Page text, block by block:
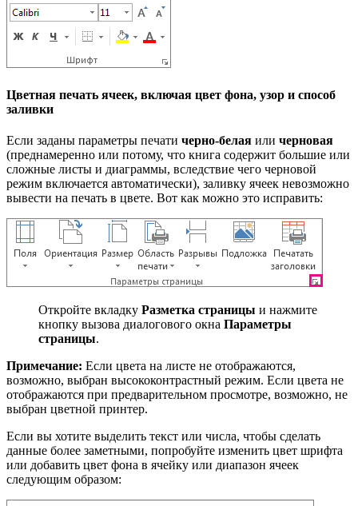
Цветная печать ячеек, включая цвет фона, узор и способ
заливки
Если заданы параметры печати черно-белая или черновая
(преднамеренно или потому, что книга содержит большие или
сложные листы и диаграммы, вследствие чего черновой
режим включается автоматически), заливку ячеек невозможно
вывести на печать в цвете. Вот как можно это исправить:
Откройте вкладку Разметка страницы и нажмите
кнопку вызова диалогового окна Параметры
страницы.
Примечание: Если цвета на листе не отображаются,
возможно, выбран высококонтрастный режим. Если цвета не
отображаются при предварительном просмотре, возможно, не
выбран цветной принтер.
Если вы хотите выделить текст или числа, чтобы сделать
данные более заметными, попробуйте изменить цвет шрифта
или добавить цвет фона в ячейку или диапазон ячеек
следующим образом: